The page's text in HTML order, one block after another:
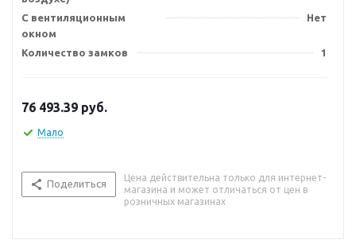
С вентиляционным
окном
Нет
Количество замков 1
76 493.39 руб.
Мало
Поделиться
Цена действительна только для интернет-
магазина и может отличаться от цен в
розничных магазинах